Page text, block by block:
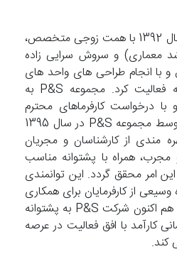
دفتر ساختمانی P&S در سال 1392 با همت زوجی متخصص،
معماری) و سروش سرایی زاده
با انجام طراحی های واحد های
مسکونی و تجاری آغاز به فعالیت کرد. مجموعه P&S به
درخواست کارفرماهای محترم
مبنی بر اجرای طراحی ها توسط مجموعه P&S در سال 1395
مندی از کارشناسان و مجریان
همراه با پشتوانه مناسب
امر محقق گردد. این توانمندی
از کارفرمایان برای همکاری
با شرکت P&S شده است. هم اکنون شرکت P&S به پشتوانه
کارآمد با افق فعالیت در عرصه
کند.